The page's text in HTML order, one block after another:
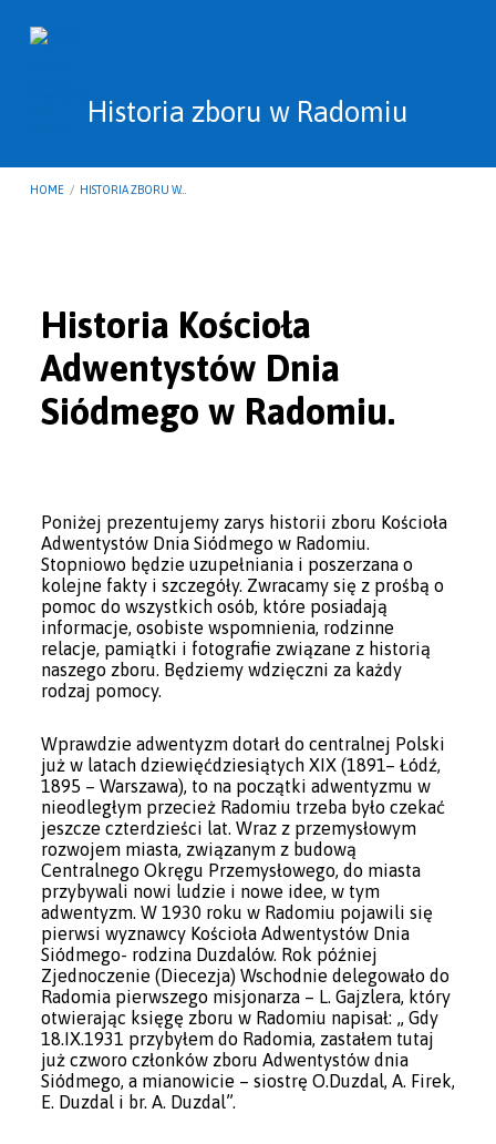
Historia zboru w Radomiu
HOME / HISTORIA ZBORU W…
Historia
zboru
w
Radomiu
Historia Kościoła
Adwentystów Dnia
Siódmego w Radomiu.
Poniżej prezentujemy zarys historii zboru Kościoła
Adwentystów Dnia Siódmego w Radomiu.
Stopniowo będzie uzupełniania i poszerzana o
kolejne fakty i szczegóły. Zwracamy się z prośbą o
pomoc do wszystkich osób, które posiadają
informacje, osobiste wspomnienia, rodzinne
relacje, pamiątki i fotografie związane z historią
naszego zboru. Będziemy wdzięczni za każdy
rodzaj pomocy.
Wprawdzie adwentyzm dotarł do centralnej Polski
już w latach dziewięćdziesiątych XIX (1891– Łódź,
1895 – Warszawa), to na początki adwentyzmu w
nieodległym przecież Radomiu trzeba było czekać
jeszcze czterdzieści lat. Wraz z przemysłowym
rozwojem miasta, związanym z budową
Centralnego Okręgu Przemysłowego, do miasta
przybywali nowi ludzie i nowe idee, w tym
adwentyzm. W 1930 roku w Radomiu pojawili się
pierwsi wyznawcy Kościoła Adwentystów Dnia
Siódmego- rodzina Duzdalów. Rok później
Zjednoczenie (Diecezja) Wschodnie delegowało do
Radomia pierwszego misjonarza – L. Gajzlera, który
otwierając księgę zboru w Radomiu napisał: „ Gdy
18.IX.1931 przybyłem do Radomia, zastałem tutaj
już czworo członków zboru Adwentystów dnia
Siódmego, a mianowicie – siostrę O.Duzdal, A. Firek,
E. Duzdal i br. A. Duzdal”.